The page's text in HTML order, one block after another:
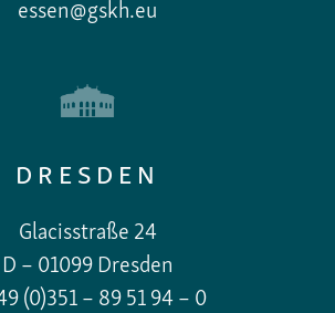
essen@gskh.eu
DRESDEN
Glacisstraße 24
D – 01099 Dresden
(0)351 – 89 51 94 – 0